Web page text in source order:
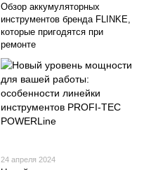
Обзор аккумуляторных
инструментов бренда FLINKE,
которые пригодятся при
ремонте
24 апреля 2024